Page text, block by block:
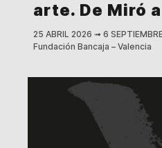
arte. De Miró
25 ABRIL 2026 ➟ 6
Fundación Bancaja – Valencia